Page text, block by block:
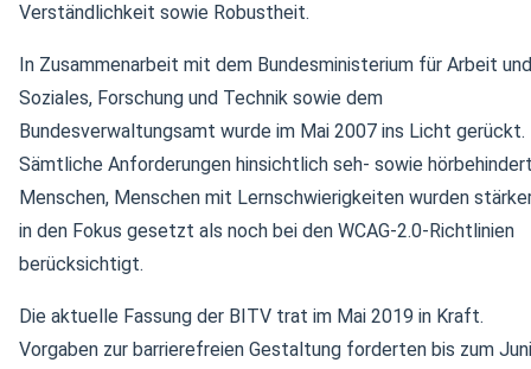
Verständlichkeit sowie Robustheit.
In Zusammenarbeit mit dem Bundesministerium für Arbeit und
Soziales, Forschung und Technik sowie dem
Bundesverwaltungsamt wurde im Mai 2007 ins Licht gerückt.
Sämtliche Anforderungen hinsichtlich seh- sowie
Menschen, Menschen mit Lernschwierigkeiten wurden
in den Fokus gesetzt als noch bei den WCAG-2.0-Richtlinien
berücksichtigt.
Die aktuelle Fassung der BITV trat im Mai 2019 in Kraft.
Vorgaben zur barrierefreien Gestaltung forderten bis zum Juni